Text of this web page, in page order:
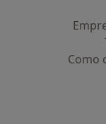
Como